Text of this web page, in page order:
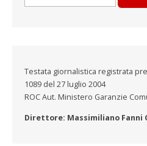
Testata giornalistica registrata
1089 del 27 luglio 2004
ROC Aut. Ministero Garanzie
Direttore: Massimiliano Fanni